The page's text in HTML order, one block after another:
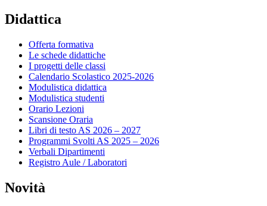
Didattica
Offerta formativa
Le schede didattiche
I progetti delle classi
Calendario Scolastico 2025-2026
Modulistica didattica
Modulistica studenti
Orario Lezioni
Scansione Oraria
Libri di testo AS 2026 – 2027
Programmi Svolti AS 2025 – 2026
Verbali Dipartimenti
Registro Aule / Laboratori
Novità